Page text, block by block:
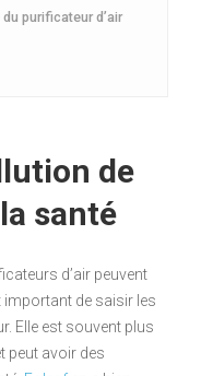
purificateur d’air
de
santé
d’air peuvent
important de saisir les
Elle est souvent plus
peut avoir des